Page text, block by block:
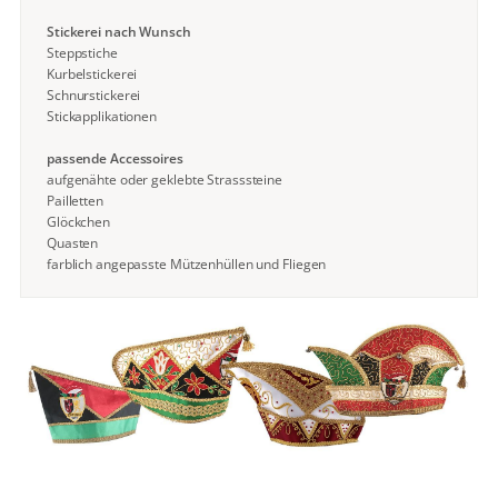
Stickerei nach Wunsch
Steppstiche
Kurbelstickerei
Schnurstickerei
Stickapplikationen
passende Accessoires
aufgenähte oder geklebte Strasssteine
Pailletten
Glöckchen
Quasten
farblich angepasste Mützenhüllen und Fliegen